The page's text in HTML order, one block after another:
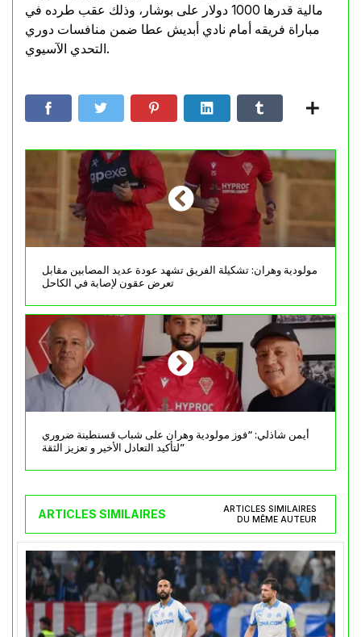
مالية قدرها 1000 دولار على بوشار، وذلك عقب طرده في
مباراة فريقه أمام نادي أبديش عطا ضمن منافسات دوري
التحدي الآسيوي.
مولودية وهران: تشكيلة الفريق تشهد عودة عديد المصابين مقابل
تعرض عقون لإصابة في الكاحل
أيمن شاذلي: “فوز مولودية وهران على شباب قسنطينة ضروري
لتأكيد التعادل الأخير و تعزيز الثقة”
ARTICLES SIMILAIRES
ARTICLES SIMILAIRES
DU MÊME AUTEUR